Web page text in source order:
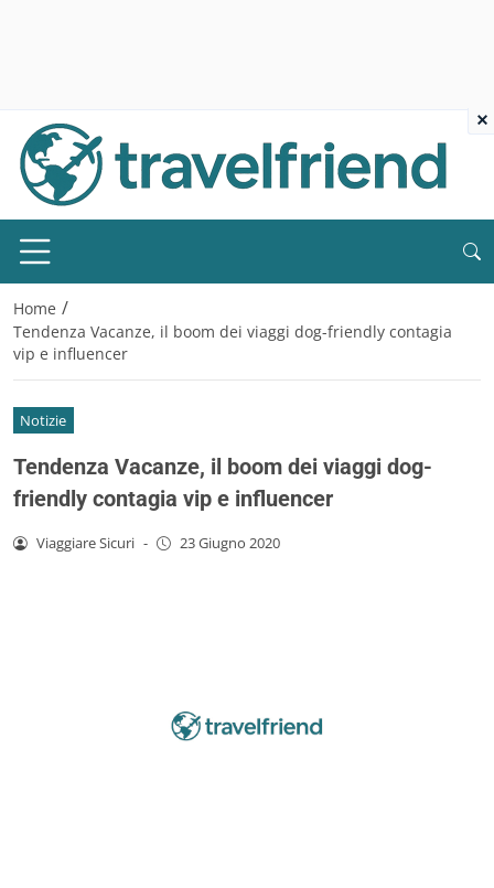
Home /
Tendenza Vacanze, il boom dei viaggi dog-friendly contagia
vip e influencer
Notizie
Tendenza Vacanze, il boom dei viaggi dog-
friendly contagia vip e influencer
Viaggiare Sicuri - 23 Giugno 2020
×